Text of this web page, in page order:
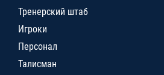
Тренерский штаб
Игроки
Персонал
Талисман